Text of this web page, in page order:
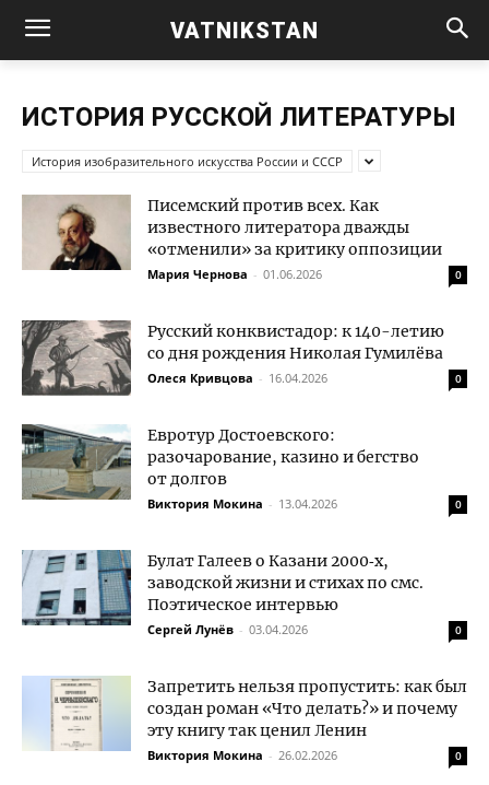
VATNIKSTAN
ИСТОРИЯ РУССКОЙ ЛИТЕРАТУРЫ
История изобразительного искусства России и СССР
Писемский против всех. Как
известного литератора дважды
«отменили» за критику оппозиции
Мария Чернова - 01.06.2026 0
Русский конквистадор: к 140-летию
со дня рождения Николая Гумилёва
Олеся Кривцова - 16.04.2026 0
Евротур Достоевского:
разочарование, казино и бегство
от долгов
Виктория Мокина - 13.04.2026 0
Булат Галеев о Казани 2000‑х,
заводской жизни и стихах по смс.
Поэтическое интервью
Сергей Лунёв - 03.04.2026 0
Запретить нельзя пропустить: как был
создан роман «Что делать?» и почему
эту книгу так ценил Ленин
Виктория Мокина - 26.02.2026 0